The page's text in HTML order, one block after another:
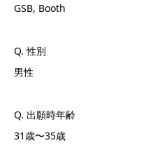
GSB, Booth
Q. 性別
男性
Q. 出願時年齢
31歳〜35歳